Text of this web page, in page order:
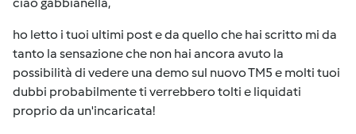
ho letto i tuoi ultimi post e da quello che hai scritto mi da
tanto la sensazione che non hai ancora avuto la
possibilità di vedere una demo sul nuovo TM5 e molti tuoi
dubbi probabilmente ti verrebbero tolti e liquidati
proprio da un'incaricata!